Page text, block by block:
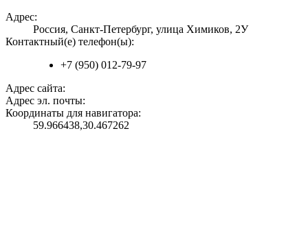
Адрес:
Россия, Санкт-Петербург, улица Химиков, 2У
Контактный(е) телефон(ы):
+7 (950) 012-79-97
Адрес сайта:
Адрес эл. почты:
Координаты для навигатора:
59.966438,30.467262